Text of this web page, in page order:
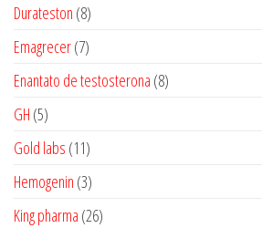
Durateston 88
produtos
Emagrecer 77
produtos
Enantato de testosterona 88
GH 55
produtos
Gold labs 1111
produtos
Hemogenin 33
produtos
King pharma 2626